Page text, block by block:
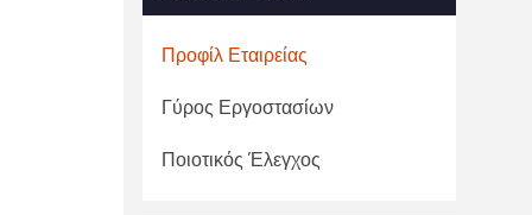
Προφίλ Εταιρείας
Γύρος Εργοστασίων
Ποιοτικός Έλεγχος